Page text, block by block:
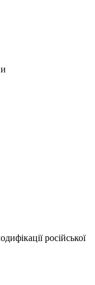
російської